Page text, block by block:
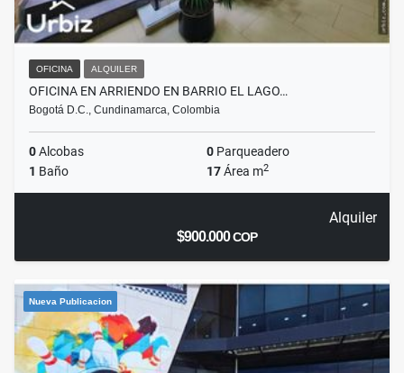
OFICINA ALQUILER
OFICINA EN ARRIENDO EN BARRIO EL LAGO…
Bogotá D.C., Cundinamarca, Colombia
0Alcobas 0 Parqueadero
1 Baño 17Área m2
Alquiler
$900.000COP
Nueva Publicacion